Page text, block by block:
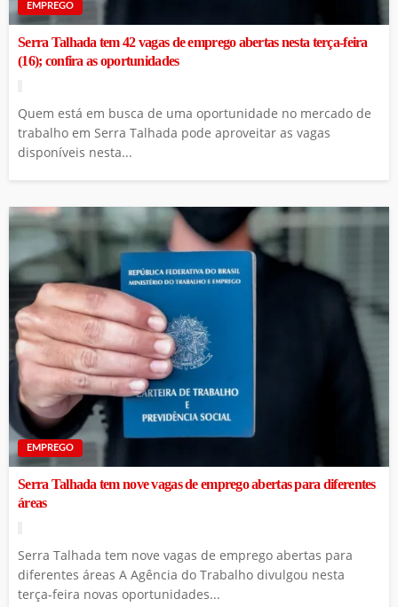
EMPREGO
Serra Talhada tem 42 vagas de emprego abertas nesta terça-feira
(16); confira as oportunidades
Quem está em busca de uma oportunidade no mercado de
trabalho em Serra Talhada pode aproveitar as vagas
disponíveis nesta...
EMPREGO
Serra Talhada tem nove vagas de emprego abertas para diferentes
áreas
Serra Talhada tem nove vagas de emprego abertas para
diferentes áreas A Agência do Trabalho divulgou nesta
terça-feira novas oportunidades...